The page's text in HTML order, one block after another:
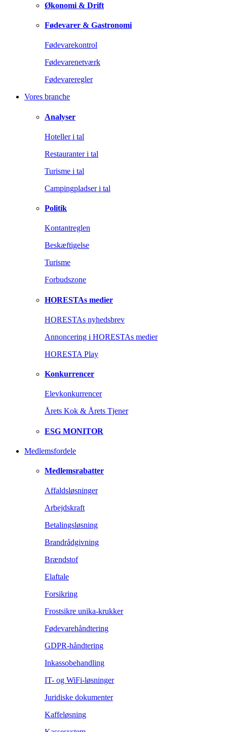
Økonomi & Drift
Fødevarer & Gastronomi
Fødevarekontrol
Fødevarenetværk
Fødevareregler
Vores branche
Analyser
Hoteller i tal
Restauranter i tal
Turisme i tal
Campingpladser i tal
Politik
Kontantreglen
Beskæftigelse
Turisme
Forbudszone
HORESTAs medier
HORESTAs nyhedsbrev
Annoncering i HORESTAs medier
HORESTA Play
Konkurrencer
Elevkonkurrencer
Årets Kok & Årets Tjener
ESG MONITOR
Medlemsfordele
Medlemsrabatter
Affaldsløsninger
Arbejdskraft
Betalingsløsning
Brandrådgivning
Brændstof
Elaftale
Forsikring
Frostsikre unika-krukker
Fødevarehåndtering
GDPR-håndtering
Inkassobehandling
IT- og WiFi-løsninger
Juridiske dokumenter
Kaffeløsning